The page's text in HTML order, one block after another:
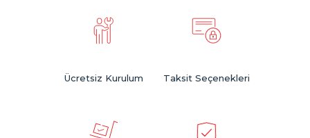
Ücretsiz Kurulum Taksit Seçenekleri